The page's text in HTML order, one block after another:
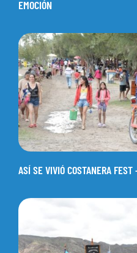
EMOCIÓN
ASÍ SE VIVIÓ COSTANERA